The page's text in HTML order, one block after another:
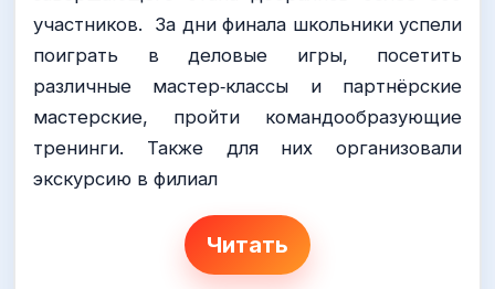
участников. За дни финала школьники успели
поиграть в деловые игры, посетить
различные мастер‑классы и партнёрские
мастерские, пройти командообразующие
тренинги. Также для них организовали
экскурсию в филиал
Читать